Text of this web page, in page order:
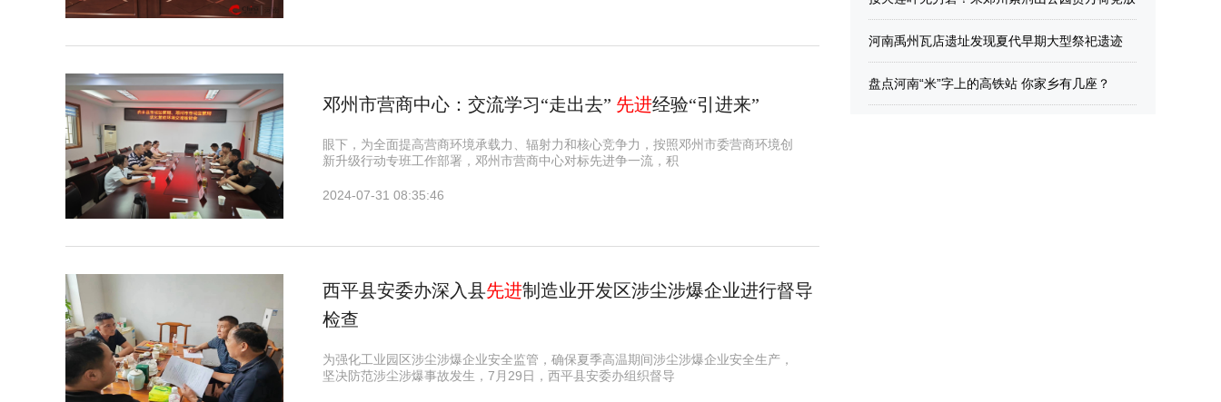
邓州市营商中心：交流学习“走出去” 先进经验“引进来”
眼下，为全面提高营商环境承载力、辐射力和核心竞争力，按照邓州市委营商环境创
新升级行动专班工作部署，邓州市营商中心对标先进争一流，积
2024-07-31 08:35:46
​西平县安委办深入县先进制造业开发区涉尘涉爆企业进行督导
检查
为强化工业园区涉尘涉爆企业安全监管，确保夏季高温期间涉尘涉爆企业安全生产，
坚决防范涉尘涉爆事故发生，7月29日，西平县安委办组织督导
河南禹州瓦店遗址发现夏代早期大型祭祀遗迹
盘点河南“米”字上的高铁站 你家乡有几座？